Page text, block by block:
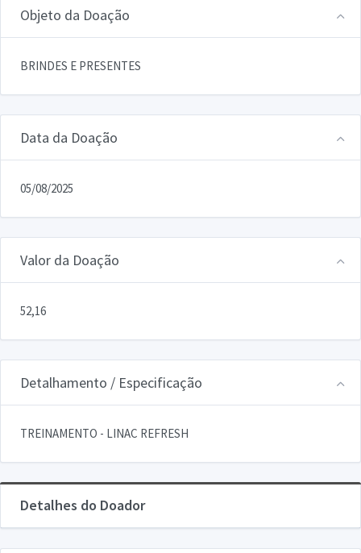
Objeto da Doação
BRINDES E PRESENTES
Data da Doação
05/08/2025
Valor da Doação
52,16
Detalhamento / Especificação
TREINAMENTO - LINAC REFRESH
Detalhes do Doador